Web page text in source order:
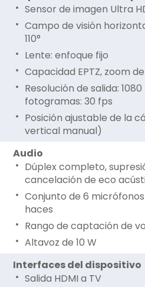
Sensor de imagen Ultra
Campo de visión
110°
Lente: enfoque fijo
Capacidad EPTZ, zoom
Resolución de salida:
fotogramas: 30 fps
Posición ajustable de la
vertical manual)
Audio
Dúplex completo,
cancelación de eco
Conjunto de 6
haces
Rango de captación de
Altavoz de 10 W
Interfaces del dispositivo
Salida HDMI a TV